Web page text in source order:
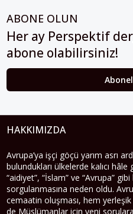
ABONE OLUN
Her ay Perspektif
abone olabilirsiniz!
HAKKIMIZDA
Avrupa’ya işçi göçü yarım asrı
bulundukları ülkelerde kalıcı
“aidiyet”, “İslam” ve “Avrupa”
sorgulanmasına neden oldu.
cemaatin oluşması, hem
de Müslümanlar için yeni sorulara